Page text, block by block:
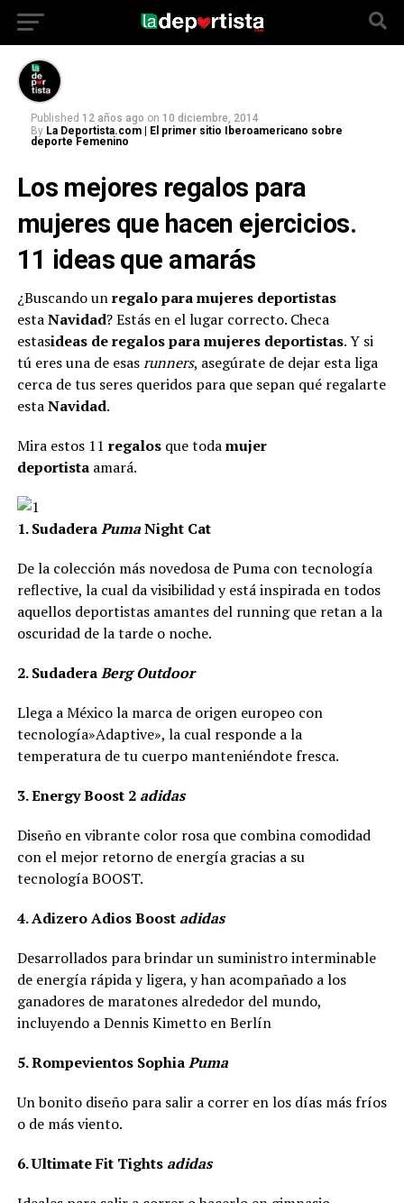
ejercicios
Published 12 años ago on 10 diciembre, 2014
By La Deportista.com | El primer sitio Iberoamericano sobre
deporte Femenino
Los mejores regalos para
mujeres que hacen ejercicios.
11 ideas que amarás
¿Buscando unregalo para mujeres deportistas
estaNavidad? Estás en el lugar correcto. Checa
estasideas de regalos para mujeres deportistas. Y si
tú eres una de esasrunners, asegúrate de dejar esta liga
cerca de tus seres queridos para que sepan qué regalarte
estaNavidad.
Mira estos 11 regalosque todamujer
deportista amará.
1. SudaderaPumaNight Cat
De la colección más novedosa de Puma con tecnología
reflective, la cual da visibilidad y está inspirada en todos
aquellos deportistas amantes del running que retan a la
oscuridad de la tarde o noche.
2. SudaderaBerg Outdoor
Llega a México la marca de origen europeo con
tecnología»Adaptive», la cual responde a la
temperatura de tu cuerpo manteniéndote fresca.
3. Energy Boost 2 adidas
Diseño en vibrante color rosa que combina comodidad
con el mejor retorno de energía gracias a su
tecnología BOOST.
4. Adizero Adios Boost adidas
Desarrollados para brindar un suministro interminable
de energía rápida y ligera, y han acompañado a los
ganadores de maratones alrededor del mundo,
incluyendo a Dennis Kimetto en Berlín
5. Rompevientos SophiaPuma
Un bonito diseño para salir a correr en los días más fríos
o de más viento.
6. Ultimate Fit Tights adidas